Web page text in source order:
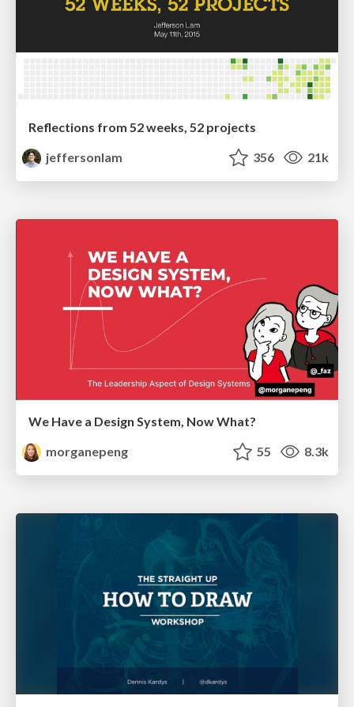
Reflections from 52 weeks, 52 projects
jeffersonlam
356 21k
We Have a Design System, Now What?
morganepeng
55 8.3k